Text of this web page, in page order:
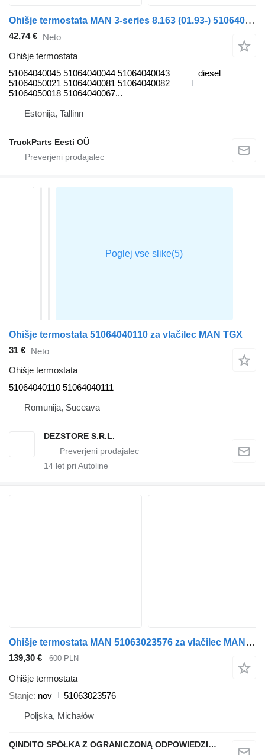
Ohišje termostata MAN 3-series 8.163 (01.93-) 51064040045 za vlačilec MAN 3-series (1993-2000)
42,74 € Neto
Ohišje termostata
51064040045 51064040044 51064040043
51064050021 51064040081 51064040082
51064050018 51064040067...
diesel
Estonija, Tallinn
TruckParts Eesti OÜ
Ohišje termostata 51064040110 za vlačilec MAN TGX
31 € Neto
Ohišje termostata
51064040110 51064040111
Romunija, Suceava
DEZSTORE S.R.L.
14 let pri Autoline
Ohišje termostata MAN 51063023576 za vlačilec MAN TGX TGS
139,30 € 600 PLN
Ohišje termostata
Stanje nov
51063023576
Poljska, Michałów
QINDITO SPÓŁKA Z OGRANICZONĄ ODPOWIEDZIALNOŚCIĄ